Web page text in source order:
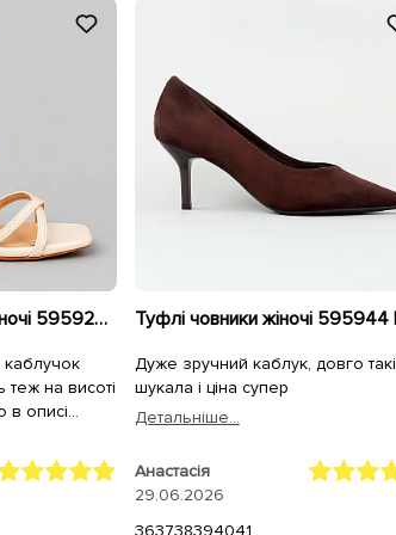
Босоніжки - туфлі жіночі 595924 Бежеві
каблучок
теж на висоті
в описі
пошкодуєте
Дуже зручний каблук, довго такі
шукала і ціна супер
Детальнiше...
Анастасія
29.06.2026